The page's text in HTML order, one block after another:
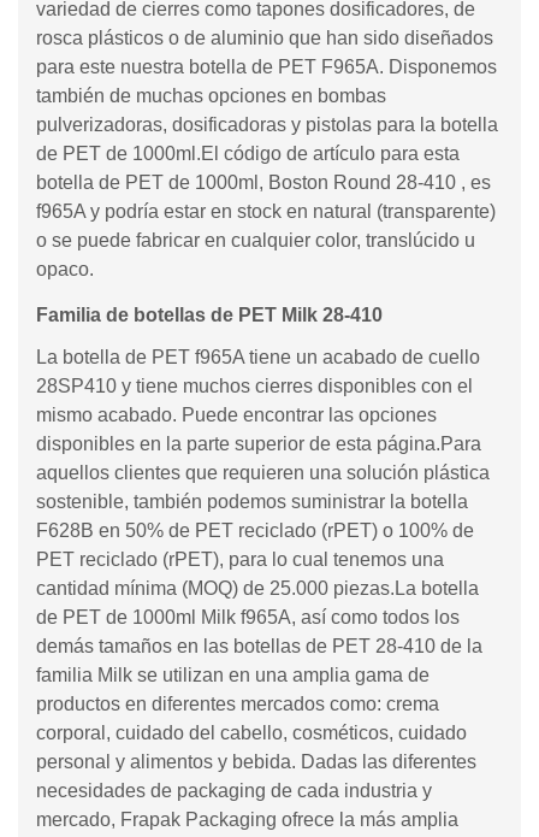
variedad de cierres como tapones dosificadores, de
rosca plásticos o de aluminio que han sido diseñados
para este nuestra botella de PET F965A. Disponemos
también de muchas opciones en bombas
pulverizadoras, dosificadoras y pistolas para la botella
de PET de 1000ml.El código de artículo para esta
botella de PET de 1000ml, Boston Round 28-410 , es
f965A y podría estar en stock en natural (transparente)
o se puede fabricar en cualquier color, translúcido u
opaco.
Familia de botellas de PET Milk 28-410
La botella de PET f965A tiene un acabado de cuello
28SP410 y tiene muchos cierres disponibles con el
mismo acabado. Puede encontrar las opciones
disponibles en la parte superior de esta página.Para
aquellos clientes que requieren una solución plástica
sostenible, también podemos suministrar la botella
F628B en 50% de PET reciclado (rPET) o 100% de
PET reciclado (rPET), para lo cual tenemos una
cantidad mínima (MOQ) de 25.000 piezas.La botella
de PET de 1000ml Milk f965A, así como todos los
demás tamaños en las botellas de PET 28-410 de la
familia Milk se utilizan en una amplia gama de
productos en diferentes mercados como: crema
corporal, cuidado del cabello, cosméticos, cuidado
personal y alimentos y bebida. Dadas las diferentes
necesidades de packaging de cada industria y
mercado, Frapak Packaging ofrece la más amplia